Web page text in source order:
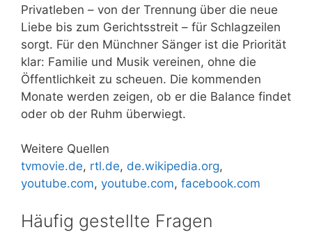
Privatleben – von der Trennung über die neue
Liebe bis zum Gerichtsstreit – für Schlagzeilen
sorgt. Für den Münchner Sänger ist die Priorität
klar: Familie und Musik vereinen, ohne die
Öffentlichkeit zu scheuen. Die kommenden
Monate werden zeigen, ob er die Balance findet
oder ob der Ruhm überwiegt.
Weitere Quellen
tvmovie.de, rtl.de, de.wikipedia.org,
youtube.com, youtube.com, facebook.com
Häufig gestellte Fragen